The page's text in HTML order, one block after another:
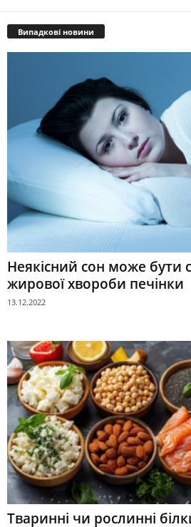
Випадкові новини
Неякісний сон може
жирової хвороби печінки
13.12.2022
Тваринні чи рослинні